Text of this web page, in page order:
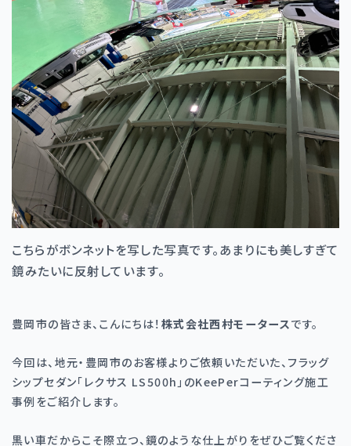
こちらがボンネットを写した写真です。あまりにも美しすぎて
鏡みたいに反射しています。
豊岡市の皆さま、こんにちは！ 株式会社西村モータースです。
今回は、地元・豊岡市のお客様よりご依頼いただいた、フラッグ
シップセダン「レクサス LS500h 」のKeePerコーティング施工
事例をご紹介します。
黒い車だからこそ際立つ、鏡のような仕上がりをぜひご覧くださ